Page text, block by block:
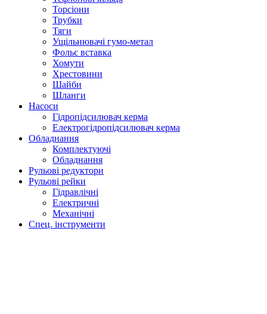
Торсіони
Трубки
Тяги
Ущільнювачі гумо-метал
Фольє вставка
Хомути
Хрестовини
Шайби
Шланги
Насоси
Гідропідсилювач керма
Електрогідропідсилювач керма
Обладнання
Комплектуючі
Обладнання
Рульові редуктори
Рульові рейки
Гідравлічні
Електричні
Механічні
Спец. інструменти